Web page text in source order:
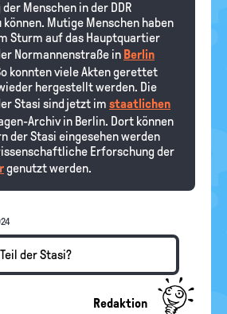
Menschen in der DDR
können. Mutige Menschen haben
Sturm auf das Hauptquartier
Normannenstraße in Berlin
konnten viele Akten gerettet
hergestellt werden. Die
Stasi sind jetzt im staatlichen
Archiv in Berlin. Dort können
der Stasi eingesehen werden
Erforschung der
genutzt werden.
der Stasi?
Redaktion